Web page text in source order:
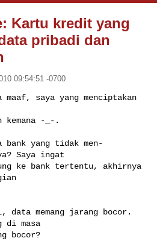
Kartu kredit yang
pribadi dan
09:54:51 -0700
maaf, saya yang menciptakan
kemana -_-.
bank yang tidak men-
Saya ingat
ke bank tertentu, akhirnya
data memang jarang bocor.
di masa
bocor?